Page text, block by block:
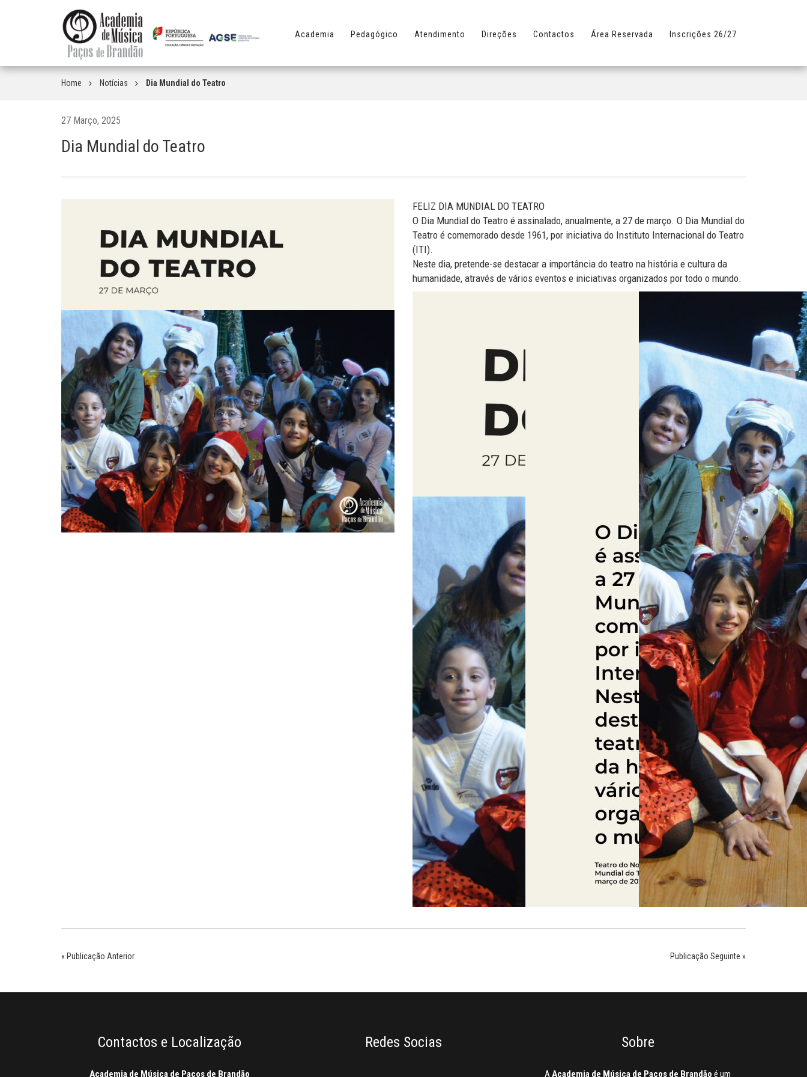
Academia Pedagógico Atendimento Direções Contactos Área Reservada Inscrições 26/27
Home Notícias Dia Mundial do Teatro
27 Março, 2025
Dia Mundial do Teatro
FELIZ DIA MUNDIAL DO TEATRO
O Dia Mundial do Teatro é assinalado, anualmente, a 27 de março. O Dia Mundial do
Teatro é comemorado desde 1961, por iniciativa do Instituto Internacional do Teatro
(ITI).
Neste dia, pretende-se destacar a importância do teatro na história e cultura da
humanidade, através de vários eventos e iniciativas organizados por todo o mundo.
« Publicação Anterior Publicação Seguinte »
Contactos e Localização
Academia de Música de Paços de Brandão
Redes Socias Sobre
AAcademia de Música de Paços de Brandão é um